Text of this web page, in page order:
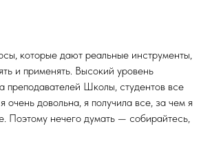
которые дают реальные инструменты,
и применять. Высокий уровень
преподавателей Школы, студентов все
очень довольна, я получила все, за чем я
Поэтому нечего думать — собирайтесь,